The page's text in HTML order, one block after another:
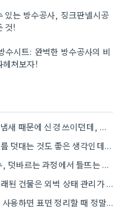
있는 방수공사, 징크판넬시공
것!
시트: 완벽한 방수공사의 비
헤쳐보자!
우레탄 방수 시, 냄새 때문에 신경 쓰이던데, 환기 잘 시키고 시공 업체랑 상의해서 해결하면 좋을…
페인트나 차열재를 덧대는 것도 좋은 생각인데, 옥상 햇볕 때문에 냉방비도 더 나올 것 같아요.
시멘트 액체 방수, 덧바르는 과정에서 들뜨는 문제 때문에 신경을 많이 쓰게 되네요.
답동성당처럼 오래된 건물은 외벽 상태 관리가 정말 중요하겠네요. 꼼꼼한 점검이 필요할 것 같아요.
와이어 브러시를 사용하면 표면 정리할 때 정말 효율적인 것 같아요. 특히 오돌토돌한 부분에 효과가 좋더라고요.